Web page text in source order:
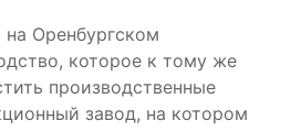
Оренбургском
которое к тому же
производственные
завод, на котором